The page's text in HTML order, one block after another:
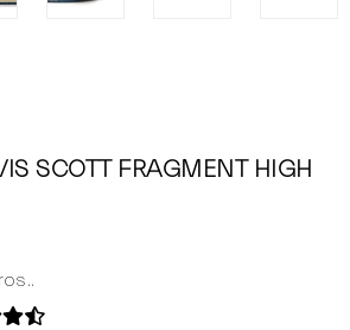
SCOTT FRAGMENT HIGH